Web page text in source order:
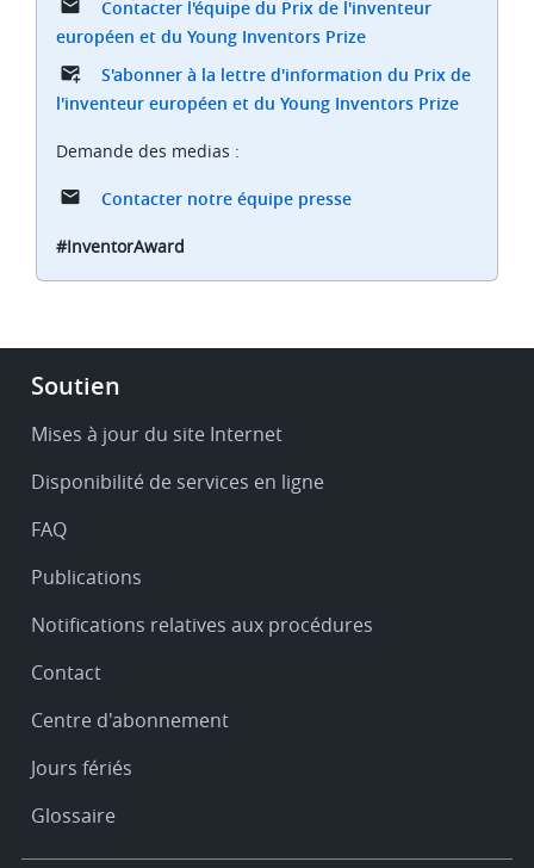
Contacter l'équipe du Prix de l'inventeur
européen et du Young Inventors Prize
S'abonner à la lettre d'information du Prix de
l'inventeur européen et du Young Inventors Prize
Demande des medias :
Contacter notre équipe presse
#InventorAward
Footer
Service
support
Soutien
Mises à jour du site Internet
Disponibilité de services en ligne
FAQ
Publications
Notifications relatives aux procédures
Contact
Centre d'abonnement
Jours fériés
Glossaire